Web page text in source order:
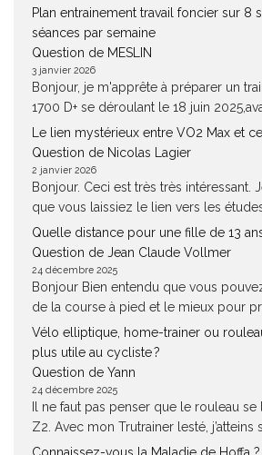
Plan entrainement travail foncier sur 8
séances par semaine
Question de MESLIN
3 janvier 2026
Bonjour, je m'apprête à préparer un
1700 D+ se déroulant le 18 juin
Le lien mystérieux entre VO2 Max et
Question de Nicolas Lagier
2 janvier 2026
Bonjour. Ceci est très très intéressant.
que vous laissiez le lien vers les
Quelle distance pour une fille de 13
Question de Jean Claude Vollmer
24 décembre 2025
Bonjour Bien entendu que vous
de la course à pied et le mieux pour
Vélo elliptique, home-trainer ou
plus utile au cycliste ?
Question de Yann
24 décembre 2025
Il ne faut pas penser que le rouleau se
Z2. Avec mon Trutrainer lesté, j’atteins